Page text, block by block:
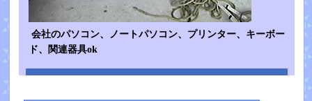
会社のパソコン、ノートパソコン、プリンター、キーボー
ド、関連器具ok